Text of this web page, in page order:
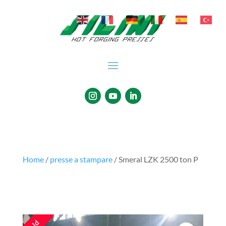
Home/ presse a stampare/ Smeral LZK 2500 ton P